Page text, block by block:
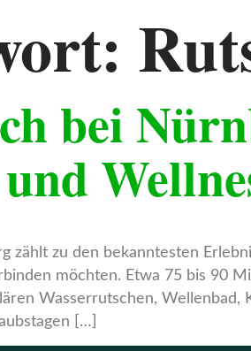
bei
zählt zu den bekanntesten
möchten. Etwa 75 bis 90
Wasserrutschen,
[…]